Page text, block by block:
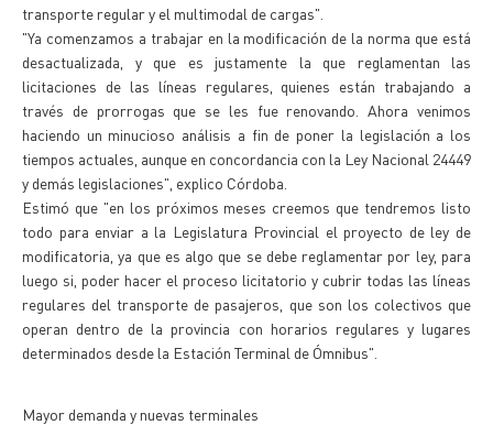
transporte regular y el multimodal de cargas".
"Ya comenzamos a trabajar en la modificación de la norma que está
desactualizada, y que es justamente la que reglamentan las
licitaciones de las líneas regulares, quienes están trabajando a
través de prorrogas que se les fue renovando. Ahora venimos
haciendo un minucioso análisis a fin de poner la legislación a los
tiempos actuales, aunque en concordancia con la Ley Nacional 24449
y demás legislaciones", explico Córdoba.
Estimó que "en los próximos meses creemos que tendremos listo
todo para enviar a la Legislatura Provincial el proyecto de ley de
modificatoria, ya que es algo que se debe reglamentar por ley, para
luego si, poder hacer el proceso licitatorio y cubrir todas las líneas
regulares del transporte de pasajeros, que son los colectivos que
operan dentro de la provincia con horarios regulares y lugares
determinados desde la Estación Terminal de Ómnibus".
Mayor demanda y nuevas terminales